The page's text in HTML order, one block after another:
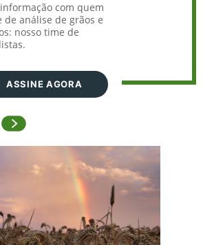
com quem
de análise de grãos e
nosso time de
ASSINE AGORA